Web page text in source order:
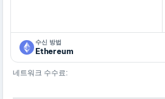
수신 방법
Ethereum
네트워크 수수료: